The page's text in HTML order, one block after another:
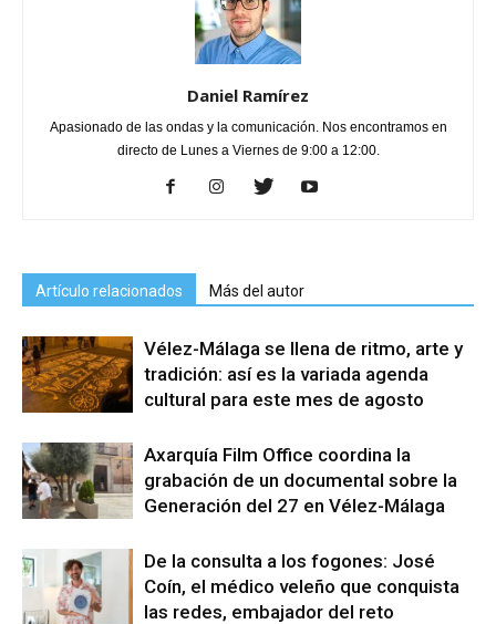
Daniel Ramírez
Apasionado de las ondas y la comunicación. Nos encontramos en
directo de Lunes a Viernes de 9:00 a 12:00.
Artículo relacionados Más del autor
Vélez-Málaga se llena de ritmo, arte y
tradición: así es la variada agenda
cultural para este mes de agosto
Axarquía Film Office coordina la
grabación de un documental sobre la
Generación del 27 en Vélez-Málaga
De la consulta a los fogones: José
Coín, el médico veleño que conquista
las redes, embajador del reto